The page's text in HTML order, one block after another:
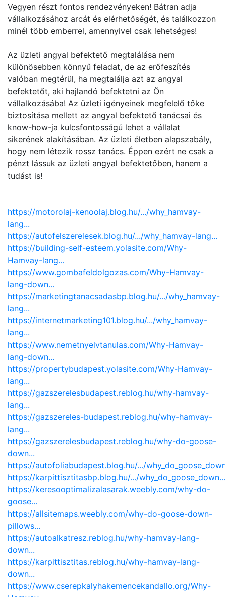
Vegyen részt fontos rendezvényeken! Bátran adja
vállalkozásához arcát és elérhetőségét, és találkozzon
minél több emberrel, amennyivel csak lehetséges!
Az üzleti angyal befektető megtalálása nem
különösebben könnyű feladat, de az erőfeszítés
valóban megtérül, ha megtalálja azt az angyal
befektetőt, aki hajlandó befektetni az Ön
vállalkozásába! Az üzleti igényeinek megfelelő tőke
biztosítása mellett az angyal befektető tanácsai és
know-how-ja kulcsfontosságú lehet a vállalat
sikerének alakításában. Az üzleti életben alapszabály,
hogy nem létezik rossz tanács. Éppen ezért ne csak a
pénzt lássuk az üzleti angyal befektetőben, hanem a
tudást is!
https://motorolaj-kenoolaj.blog.hu/.../why_hamvay-
lang...
https://autofelszerelesek.blog.hu/.../why_hamvay-lang...
https://building-self-esteem.yolasite.com/Why-
Hamvay-lang...
https://www.gombafeldolgozas.com/Why-Hamvay-
lang-down...
https://marketingtanacsadasbp.blog.hu/.../why_hamvay-
lang...
https://internetmarketing101.blog.hu/.../why_hamvay-
lang...
https://www.nemetnyelvtanulas.com/Why-Hamvay-
lang-down...
https://propertybudapest.yolasite.com/Why-Hamvay-
lang...
https://gazszerelesbudapest.reblog.hu/why-hamvay-
lang...
https://gazszereles-budapest.reblog.hu/why-hamvay-
lang...
https://gazszerelesbudapest.reblog.hu/why-do-goose-
down...
https://autofoliabudapest.blog.hu/.../
https://karpittisztitasbp.blog.hu/.../why_do_goose_down...
https://keresooptimalizalasarak.weebly.com/why-do-
goose...
https://allsitemaps.weebly.com/why-do-goose-down-
pillows...
https://autoalkatresz.reblog.hu/why-hamvay-lang-
down...
https://karpittisztitas.reblog.hu/why-hamvay-lang-
down...
https://www.cserepkalyhakemencekandallo.org/Why-